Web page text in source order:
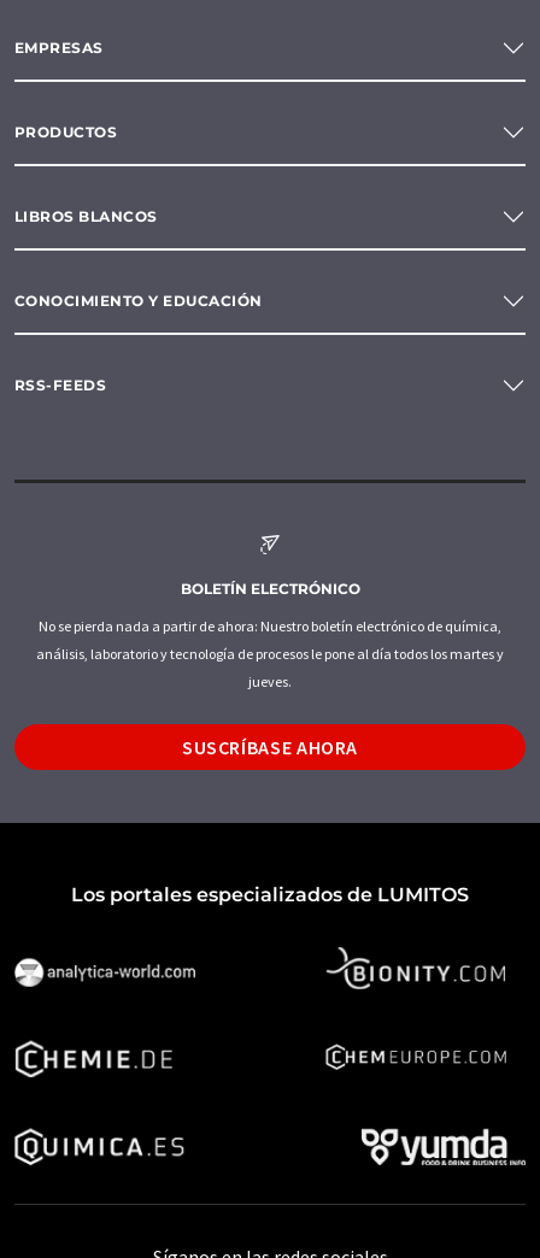
EMPRESAS
PRODUCTOS
LIBROS BLANCOS
CONOCIMIENTO Y EDUCACIÓN
RSS-FEEDS
BOLETÍN ELECTRÓNICO
No se pierda nada a partir de ahora: Nuestro boletín electrónico de química,
análisis, laboratorio y tecnología de procesos le pone al día todos los martes y
jueves.
SUSCRÍBASE AHORA
Los portales especializados de LUMITOS